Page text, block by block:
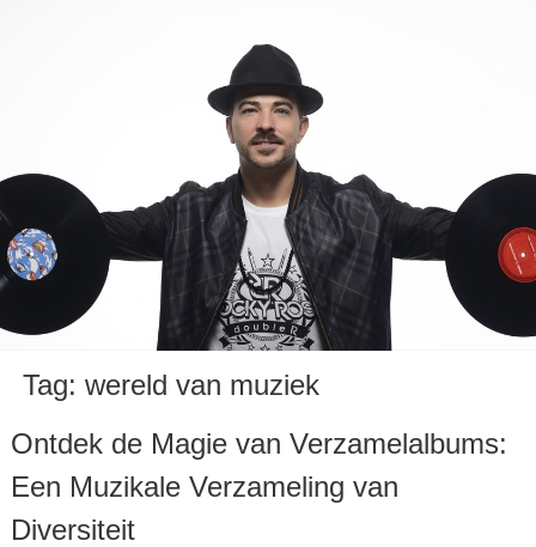
Tag: wereld van muziek
Ontdek de Magie van Verzamelalbums:
Een Muzikale Verzameling van
Diversiteit